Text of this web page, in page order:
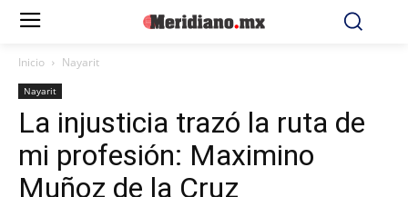
Inicio Nayarit
Nayarit
La injusticia trazó la ruta de
mi profesión: Maximino
Muñoz de la Cruz